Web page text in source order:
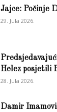
Jajce: Počinje
29. Jula 2026.
Helez posjetili
28. Jula 2026.
Damir